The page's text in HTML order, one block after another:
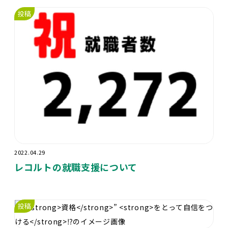
投稿
2022.04.29
レコルトの就職支援について
投稿